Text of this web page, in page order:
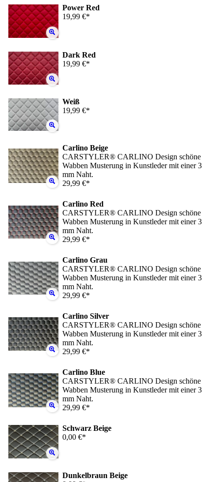
Power Red
19,99 €*
Dark Red
19,99 €*
Weiß
19,99 €*
Carlino Beige
CARSTYLER® CARLINO Design schöne
Wabben Musterung in Kunstleder mit einer 3
mm Naht.
29,99 €*
Carlino Red
CARSTYLER® CARLINO Design schöne
Wabben Musterung in Kunstleder mit einer 3
mm Naht.
29,99 €*
Carlino Grau
CARSTYLER® CARLINO Design schöne
Wabben Musterung in Kunstleder mit einer 3
mm Naht.
29,99 €*
Carlino Silver
CARSTYLER® CARLINO Design schöne
Wabben Musterung in Kunstleder mit einer 3
mm Naht.
29,99 €*
Carlino Blue
CARSTYLER® CARLINO Design schöne
Wabben Musterung in Kunstleder mit einer 3
mm Naht.
29,99 €*
Schwarz Beige
0,00 €*
Dunkelbraun Beige